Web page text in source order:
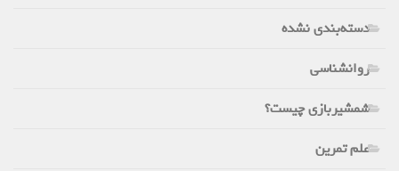
دسته‌بندی نشده
روانشناسی
شمشیربازی چیست؟
علم تمرین